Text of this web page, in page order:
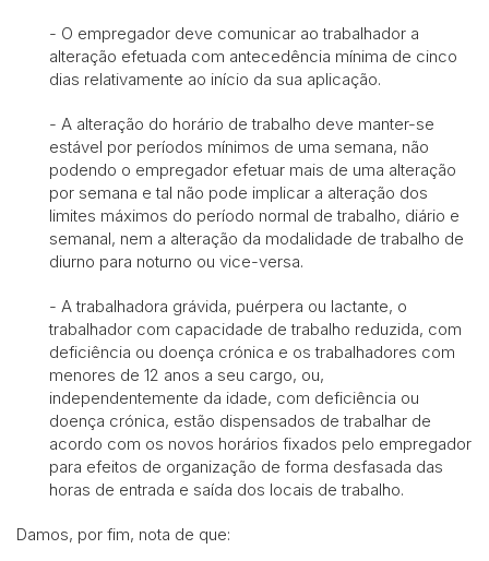
- O empregador deve comunicar ao trabalhador a
alteração efetuada com antecedência mínima de cinco
dias relativamente ao início da sua aplicação.
- A alteração do horário de trabalho deve manter-se
estável por períodos mínimos de uma semana, não
podendo o empregador efetuar mais de uma alteração
por semana e tal não pode implicar a alteração dos
limites máximos do período normal de trabalho, diário e
semanal, nem a alteração da modalidade de trabalho de
diurno para noturno ou vice-versa.
- A trabalhadora grávida, puérpera ou lactante, o
trabalhador com capacidade de trabalho reduzida, com
deficiência ou doença crónica e os trabalhadores com
menores de 12 anos a seu cargo, ou,
independentemente da idade, com deficiência ou
doença crónica, estão dispensados de trabalhar de
acordo com os novos horários fixados pelo empregador
para efeitos de organização de forma desfasada das
horas de entrada e saída dos locais de trabalho.
Damos, por fim, nota de que: